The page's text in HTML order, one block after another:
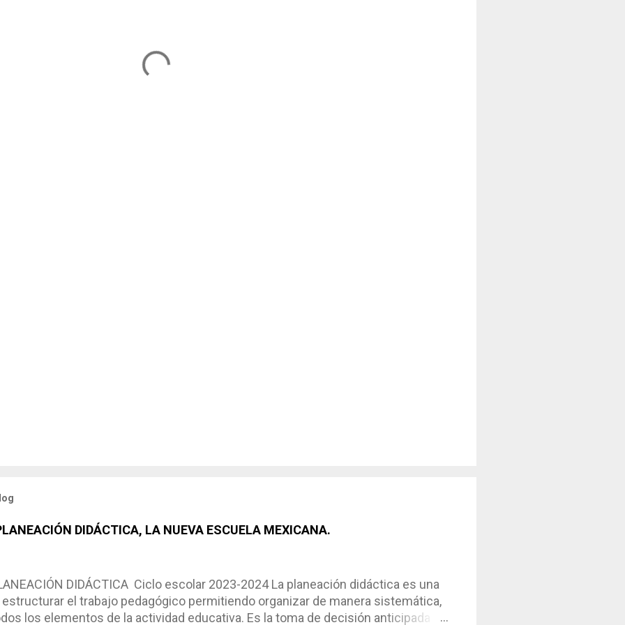
DIDÁCTICA, LA NUEVA ESCUELA MEXICANA.
DIDÁCTICA Ciclo escolar 2023-2024 La planeación didáctica es una
estructurar el trabajo pedagógico permitiendo organizar de manera sistemática,
los elementos de la actividad educativa. Es la toma de decisión anticipada